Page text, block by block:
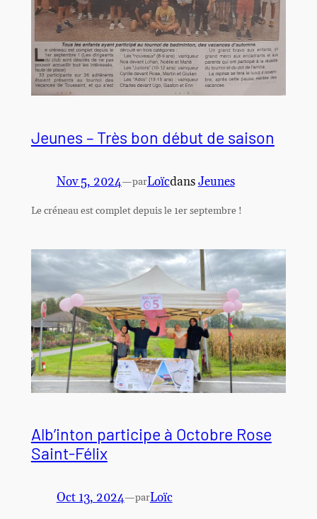
Jeunes – Très bon début de saison
Nov 5, 2024—parLoïcdansJeunes
Le créneau est complet depuis le 1er septembre !
Alb’inton participe à Octobre Rose
Saint-Félix
Oct 13, 2024—parLoïc